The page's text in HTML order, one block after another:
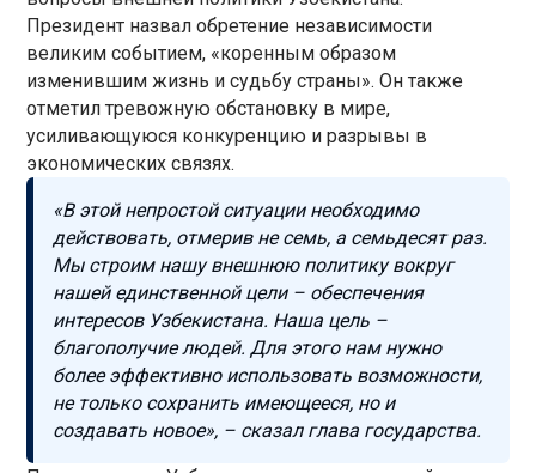
Президент назвал обретение независимости
великим событием, «коренным образом
изменившим жизнь и судьбу страны». Он также
отметил тревожную обстановку в мире,
усиливающуюся конкуренцию и разрывы в
экономических связях.
«В этой непростой ситуации необходимо
действовать, отмерив не семь, а семьдесят раз.
Мы строим нашу внешнюю политику вокруг
нашей единственной цели – обеспечения
интересов Узбекистана. Наша цель –
благополучие людей. Для этого нам нужно
более эффективно использовать возможности,
не только сохранить имеющееся, но и
создавать новое», – сказал глава государства.